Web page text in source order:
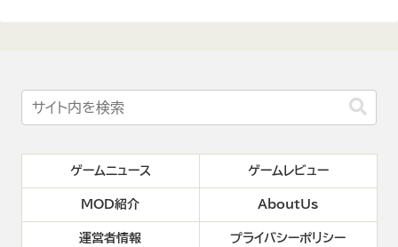
ゲームニュース ゲームレビュー
MOD紹介 AboutUs
運営者情報 プライバシーポリシー